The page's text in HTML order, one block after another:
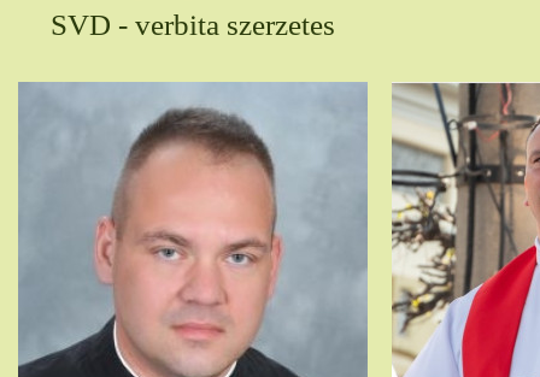
SVD - verbita szerzetes